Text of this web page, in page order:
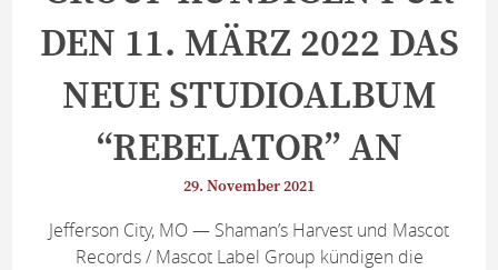
DEN 11. MÄRZ 2022 DAS
NEUE STUDIOALBUM
“REBELATOR” AN
29. November 2021
Jefferson City, MO — Shaman’s Harvest und Mascot
Records / Mascot Label Group kündigen die